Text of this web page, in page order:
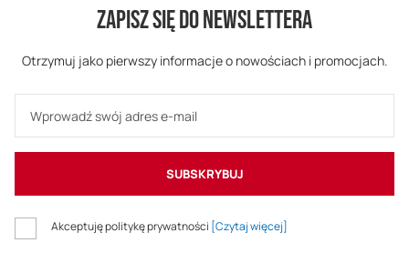
ZAPISZ SIĘ DO NEWSLETTERA
Otrzymuj jako pierwszy informacje o nowościach i promocjach.
SUBSKRYBUJ
Akceptuję politykę prywatności [Czytaj więcej]